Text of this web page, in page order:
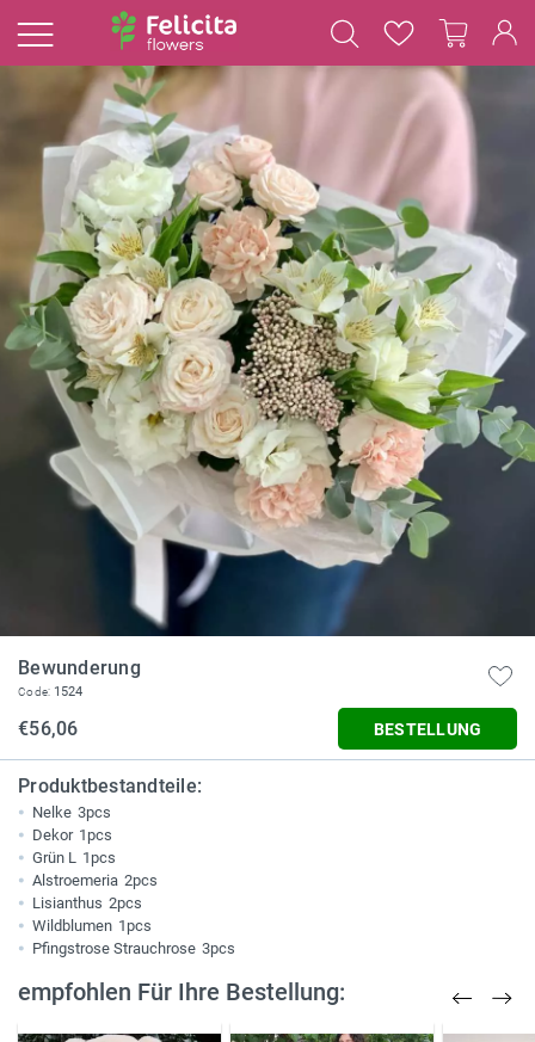
Bewunderung
Code: 1524
€56,06 BESTELLUNG
Produktbestandteile:
Nelke 3pcs
Dekor 1pcs
Grün L 1pcs
Alstroemeria 2pcs
Lisianthus 2pcs
Wildblumen 1pcs
Pfingstrose Strauchrose 3pcs
empfohlen Für Ihre Bestellung: